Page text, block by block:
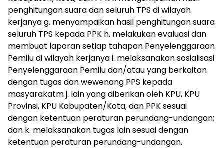
penghitungan suara dan seluruh TPS di wilayah
kerjanya g. menyampaikan hasil penghitungan suara
seluruh TPS kepada PPK h. melakukan evaluasi dan
membuat laporan setiap tahapan Penyelenggaraan
Pemilu di wilayah kerjanya i. melaksanakan sosialisasi
Penyelenggaraan Pemilu dan/atau yang berkaitan
dengan tugas dan wewenang PPS kepada
masyarakatm j. lain yang diberikan oleh KPU, KPU
Provinsi, KPU Kabupaten/Kota, dan PPK sesuai
dengan ketentuan peraturan perundang-undangan;
dan k. melaksanakan tugas lain sesuai dengan
ketentuan peraturan perundang-undangan.